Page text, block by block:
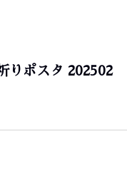
りポスタ 202502